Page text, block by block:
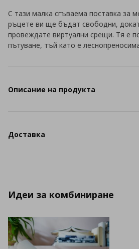
С тази малка сгъваема поставка за
ръцете ви ще бъдат свободни,
провеждате виртуални срещи. Тя е
пътуване, тъй като е
Описание на продукта
Доставка
Идеи за комбиниране